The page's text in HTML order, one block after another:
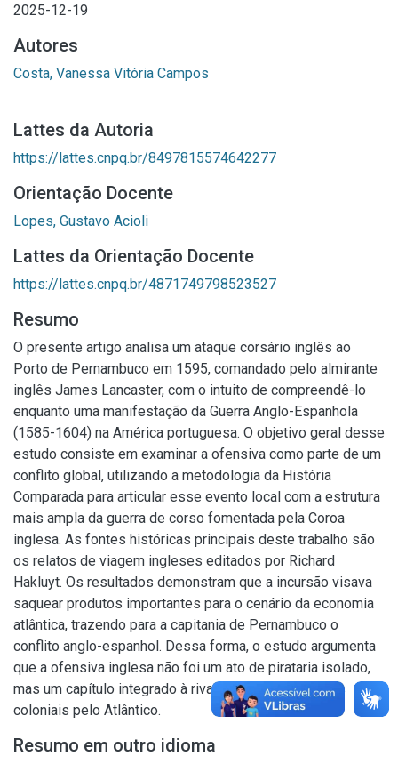
2025-12-19
Autores
Costa, Vanessa Vitória Campos
Lattes da Autoria
https://lattes.cnpq.br/8497815574642277
Orientação Docente
Lopes, Gustavo Acioli
Lattes da Orientação Docente
https://lattes.cnpq.br/4871749798523527
Resumo
O presente artigo analisa um ataque corsário inglês ao
Porto de Pernambuco em 1595, comandado pelo almirante
inglês James Lancaster, com o intuito de compreendê-lo
enquanto uma manifestação da Guerra Anglo-Espanhola
(1585-1604) na América portuguesa. O objetivo geral desse
estudo consiste em examinar a ofensiva como parte de um
conflito global, utilizando a metodologia da História
Comparada para articular esse evento local com a estrutura
mais ampla da guerra de corso fomentada pela Coroa
inglesa. As fontes históricas principais deste trabalho são
os relatos de viagem ingleses editados por Richard
Hakluyt. Os resultados demonstram que a incursão visava
saquear produtos importantes para o cenário da economia
atlântica, trazendo para a capitania de Pernambuco o
conflito anglo-espanhol. Dessa forma, o estudo argumenta
que a ofensiva inglesa não foi um ato de pirataria isolado,
mas um capítulo integrado à rivalidade entre impérios
coloniais pelo Atlântico.
Resumo em outro idioma